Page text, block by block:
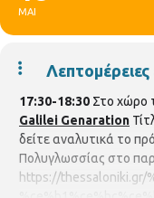
ΜΑΙ
17:30-18:30 Στο χώρο
Galilei Genaration
δείτε αναλυτικά το
Πολυγλωσσίας στο
https://thessaloniki.gr/